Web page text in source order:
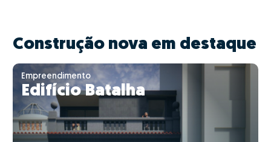
Construção nova em destaque
Empreendimento
Edifício Batalha